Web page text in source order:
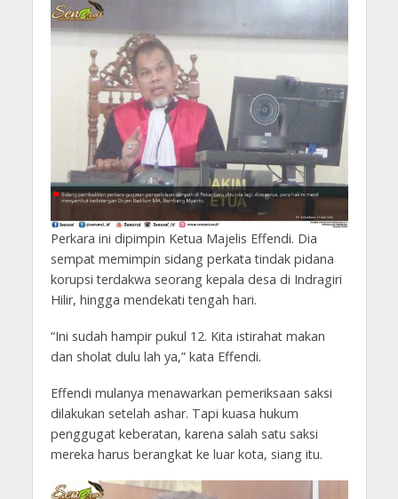
Perkara ini dipimpin Ketua Majelis Effendi. Dia
sempat memimpin sidang perkata tindak pidana
korupsi terdakwa seorang kepala desa di Indragiri
Hilir, hingga mendekati tengah hari.
“Ini sudah hampir pukul 12. Kita istirahat makan
dan sholat dulu lah ya,” kata Effendi.
Effendi mulanya menawarkan pemeriksaan saksi
dilakukan setelah ashar. Tapi kuasa hukum
penggugat keberatan, karena salah satu saksi
mereka harus berangkat ke luar kota, siang itu.